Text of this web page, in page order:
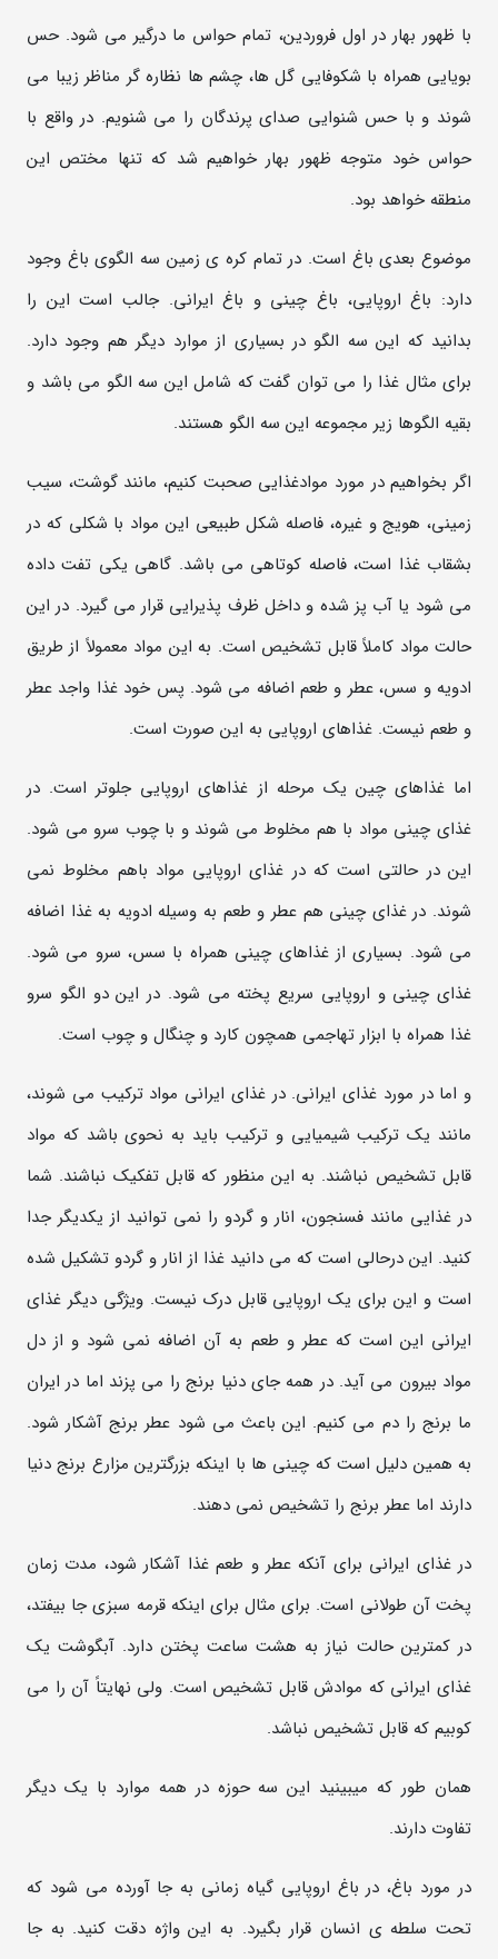
با ظهور بهار در اول فروردین، تمام حواس ما درگیر می شود. حس
بویایی همراه با شکوفایی گل ها، چشم ها نظاره گر مناظر زیبا می
شوند و با حس شنوایی صدای پرندگان را می شنویم. در واقع با
حواس خود متوجه ظهور بهار خواهیم شد که تنها مختص این
منطقه خواهد بود.
موضوع بعدی باغ است. در تمام کره ی زمین سه الگوی باغ وجود
دارد: باغ اروپایی، باغ چینی و باغ ایرانی. جالب است این را
بدانید که این سه الگو در بسیاری از موارد دیگر هم وجود دارد.
برای مثال غذا را می توان گفت که شامل این سه الگو می باشد و
بقیه الگوها زیر مجموعه این سه الگو هستند.
اگر بخواهیم در مورد موادغذایی صحبت کنیم، مانند گوشت، سیب
زمینی، هویج و غیره، فاصله شکل طبیعی این مواد با شکلی که در
بشقاب غذا است، فاصله کوتاهی می باشد. گاهی یکی تفت داده
می شود یا آب پز شده و داخل ظرف پذیرایی قرار می گیرد. در این
حالت مواد کاملاً قابل تشخیص است. به این مواد معمولاً از طریق
ادویه و سس، عطر و طعم اضافه می شود. پس خود غذا واجد عطر
و طعم نیست. غذاهای اروپایی به این صورت است.
اما غذاهای چین یک مرحله از غذاهای اروپایی جلوتر است. در
غذای چینی مواد با هم مخلوط می شوند و با چوب سرو می شود.
این در حالتی است که در غذای اروپایی مواد باهم مخلوط نمی
شوند. در غذای چینی هم عطر و طعم به وسیله ادویه به غذا اضافه
می شود. بسیاری از غذاهای چینی همراه با سس، سرو می شود.
غذای چینی و اروپایی سریع پخته می شود. در این دو الگو سرو
غذا همراه با ابزار تهاجمی همچون کارد و چنگال و چوب است.
و اما در مورد غذای ایرانی. در غذای ایرانی مواد ترکیب می شوند،
مانند یک ترکیب شیمیایی و ترکیب باید به نحوی باشد که مواد
قابل تشخیص نباشند. به این منظور که قابل تفکیک نباشند. شما
در غذایی مانند فسنجون، انار و گردو را نمی توانید از یکدیگر جدا
کنید. این درحالی است که می دانید غذا از انار و گردو تشکیل شده
است و این برای یک اروپایی قابل درک نیست. ویژگی دیگر غذای
ایرانی این است که عطر و طعم به آن اضافه نمی شود و از دل
مواد بیرون می آید. در همه جای دنیا برنج را می پزند اما در ایران
ما برنج را دم می کنیم. این باعث می شود عطر برنج آشکار شود.
به همین دلیل است که چینی ها با اینکه بزرگترین مزارع برنج دنیا
دارند اما عطر برنج را تشخیص نمی دهند.
در غذای ایرانی برای آنکه عطر و طعم غذا آشکار شود، مدت زمان
پخت آن طولانی است. برای مثال برای اینکه قرمه سبزی جا بیفتد،
در کمترین حالت نیاز به هشت ساعت پختن دارد. آبگوشت یک
غذای ایرانی که موادش قابل تشخیص است. ولی نهایتاً آن را می
کوبیم که قابل تشخیص نباشد.
همان طور که میبینید این سه حوزه در همه موارد با یک دیگر
تفاوت دارند.
در مورد باغ، در باغ اروپایی گیاه زمانی به جا آورده می شود که
تحت سلطه ی انسان قرار بگیرد. به این واژه دقت کنید. به جا